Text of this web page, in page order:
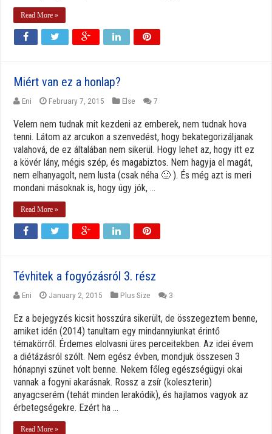
Read More »
Miért van ez a honlap?
Eni February 7, 2015 Else 7
Velem nem tudnak mit kezdeni az emberek, nem tudnak hova
tenni. Látom az arcukon a szenvedést, hogy bekategorizáljanak
valahová, de ez általában nem sikerül. Hogy lehet az, hogy itt ez
a kövér lány, mégis szép, és magabiztos. Nem hagyja el magát,
nem elhanyagolt, nem lusta (csak néha 🙂 ). És még azt is meri
mondani másoknak is, hogy úgy jók, ...
Read More »
Tévhitek a fogyózásról 3. rész
Eni January 2, 2015 Plus Size 3
Ez a bejegyzés kicsit hosszúra sikerült, de összegeztem benne,
amiket idén (2014) tanultam egy mindannyiunkat érintő
témakörről. Érdemes elolvasni üres perceitekben. Az idei évem
a diétázásról szólt. Nem egész évben, mondjuk összesen 3
hónapnyi szünet volt benne. Nekem főleg egészségügyi okai
vannak a fogyni akarásnak. Rossz a zsír (koleszterin)
anyagcserém (tehát minden lerakódik), és hajlamos vagyok az
érbetegségekre. Ezért ha ...
Read More »